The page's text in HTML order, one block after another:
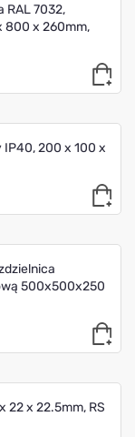
RAL 7032,
800 x 260mm,
IP40, 200 x 100 x
500x500x250
22 x 22.5mm, RS